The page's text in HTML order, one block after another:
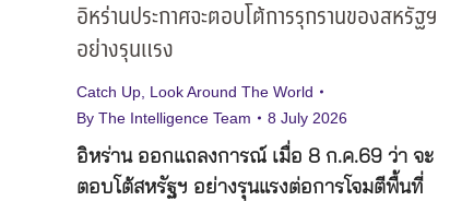
อิหร่านประกาศจะตอบโต้การรุกรานของสหรัฐฯ
อย่างรุนแรง
Catch Up Look Around The World
By The Intelligence Team 8 July 2026
อิหร่าน ออกแถลงการณ์ เมื่อ 8 ก.ค.69 ว่า จะ
ตอบโต้สหรัฐฯ อย่างรุนแรงต่อการโจมตีพื้นที่